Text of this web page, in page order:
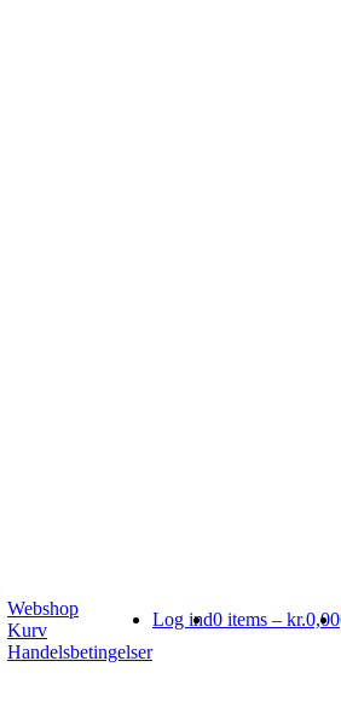
Webshop
Kurv
Handelsbetingelser
Log ind0 items – kr.0,00